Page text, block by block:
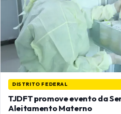
DISTRITO FEDERAL
TJDFT promove evento da
Aleitamento Materno